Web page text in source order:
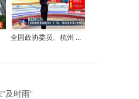
全国政协委员、杭州 ...
及时雨”